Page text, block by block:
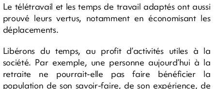
Le télétravail et les temps de travail adaptés ont aussi
prouvé leurs vertus, notamment en économisant les
déplacements.
Libérons du temps, au profit d’activités utiles à la
société. Par exemple, une personne aujourd’hui à la
retraite ne pourrait-elle pas faire bénéficier la
population de son savoir-faire, de son expérience, de